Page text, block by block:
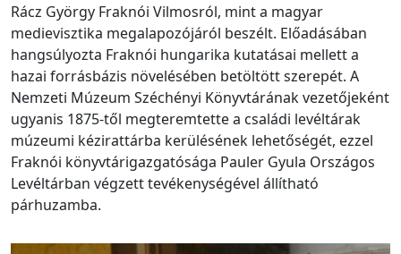
Rácz György Fraknói Vilmosról, mint a magyar
medievisztika megalapozójáról beszélt. Előadásában
hangsúlyozta Fraknói hungarika kutatásai mellett a
hazai forrásbázis növelésében betöltött szerepét. A
Nemzeti Múzeum Széchényi Könyvtárának vezetőjeként
ugyanis 1875-től megteremtette a családi levéltárak
múzeumi kézirattárba kerülésének lehetőségét, ezzel
Fraknói könyvtárigazgatósága Pauler Gyula Országos
Levéltárban végzett tevékenységével állítható
párhuzamba.